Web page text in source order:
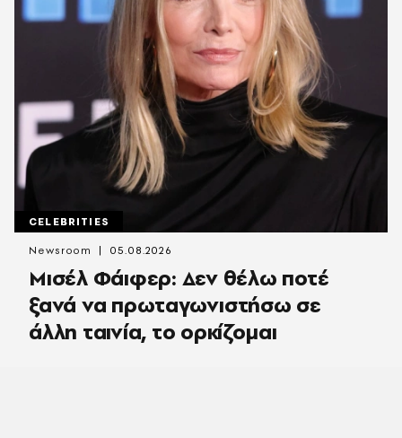
CELEBRITIES
Μισέλ Φάιφερ: Δεν θέλω ποτέ
ξανά να πρωταγωνιστήσω σε
άλλη ταινία, το ορκίζομαι
Newsroom 05.08.2026